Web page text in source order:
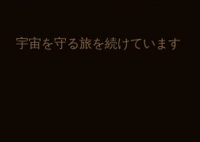
宇宙を守る旅を続けています